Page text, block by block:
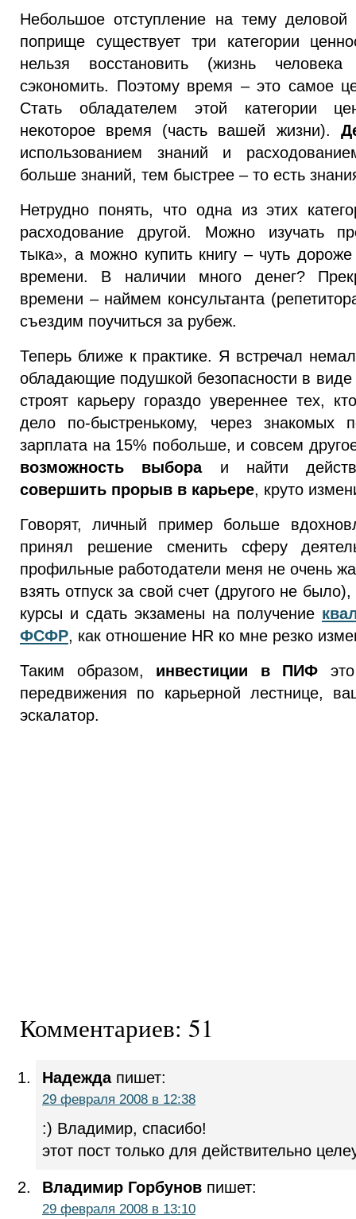
Небольшое отступление на тему
поприще существует три категории
нельзя восстановить (жизнь
сэкономить. Поэтому время – это самое
Стать обладателем этой категории
некоторое время (часть вашей жизни).
использованием знаний и
больше знаний, тем быстрее – то есть
Нетрудно понять, что одна из этих
расходование другой. Можно изучать
тыка», а можно купить книгу – чуть
времени. В наличии много денег?
времени – наймем консультанта
съездим поучиться за рубеж.
Теперь ближе к практике. Я встречал
обладающие подушкой безопасности в виде
строят карьеру гораздо увереннее тех,
дело по-быстренькому, через знакомых
зарплата на 15% побольше, и совсем
возможность выбораи найти
совершить прорыв в карьере, круто
Говорят, личный пример больше
принял решение сменить сферу
профильные работодатели меня не очень
взять отпуск за свой счет (другого не
курсы и сдать экзамены на получение
ФСФР, как отношение HR ко мне резко
Таким образом, инвестиции в ПИФ
передвижения по карьерной лестнице,
эскалатор.
Комментариев: 51
Надеждапишет:
29 февраля 2008 в 12:38
:) Владимир, спасибо!
этот пост только для действительно
Владимир Горбунов пишет:
29 февраля 2008 в 13:10